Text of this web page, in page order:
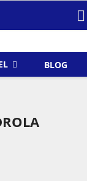

BLOG